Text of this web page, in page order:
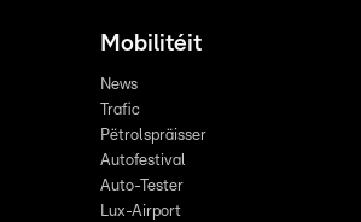
Mobilitéit
News
Trafic
Pëtrolspräisser
Autofestival
Auto-Tester
Lux-Airport